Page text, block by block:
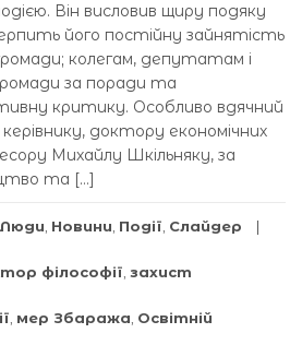
Він висловив щиру подяку
його постійну зайнятість
колегам, депутатам і
за поради та
критику. Особливо вдячний
доктору економічних
Михайлу Шкільняку, за
та […]
Люди, Новини, Події, Слайдер
філософії, захист
, мер Збаража, Освітній